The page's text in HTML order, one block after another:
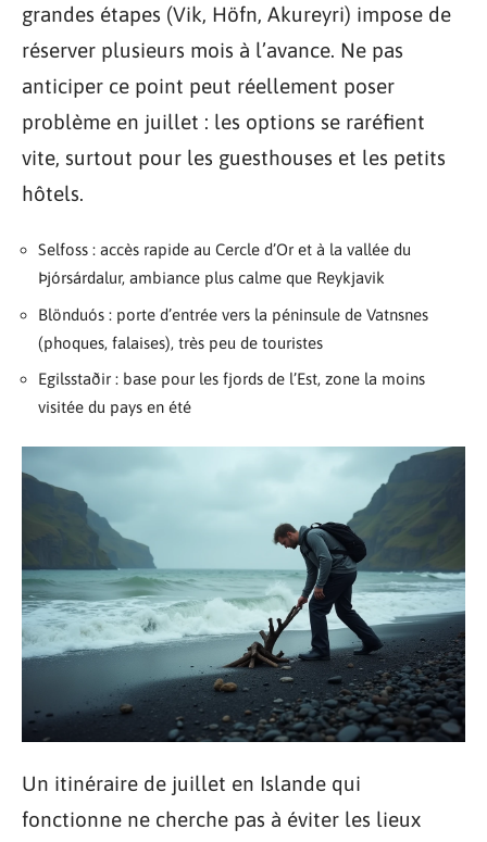
grandes étapes (Vik, Höfn, Akureyri) impose de
réserver plusieurs mois à l’avance. Ne pas
anticiper ce point peut réellement poser
problème en juillet : les options se raréfient
vite, surtout pour les guesthouses et les petits
hôtels.
Selfoss : accès rapide au Cercle d’Or et à la vallée du
Þjórsárdalur, ambiance plus calme que Reykjavik
Blönduós : porte d’entrée vers la péninsule de Vatnsnes
(phoques, falaises), très peu de touristes
Egilsstaðir : base pour les fjords de l’Est, zone la moins
visitée du pays en été
Un itinéraire de juillet en Islande qui
fonctionne ne cherche pas à éviter les lieux